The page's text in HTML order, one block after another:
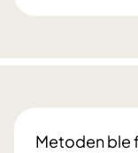
Metoden ble